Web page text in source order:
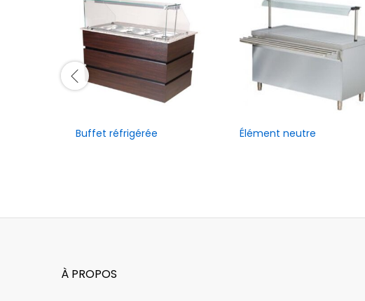
Buffet réfrigérée Élément neutre
À PROPOS